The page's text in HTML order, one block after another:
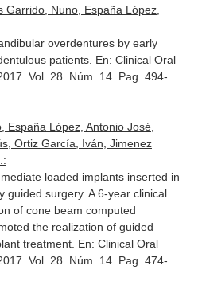
Garrido, Nuno, España López,
overdentures by early
patients. En: Clinical Oral
2017. Vol. 28. Núm. 14. Pag. 494-
España López, Antonio José,
Ortiz García, Iván, Jimenez
loaded implants inserted in
guided surgery. A 6-year clinical
of cone beam computed
the realization of guided
treatment. En: Clinical Oral
2017. Vol. 28. Núm. 14. Pag. 474-